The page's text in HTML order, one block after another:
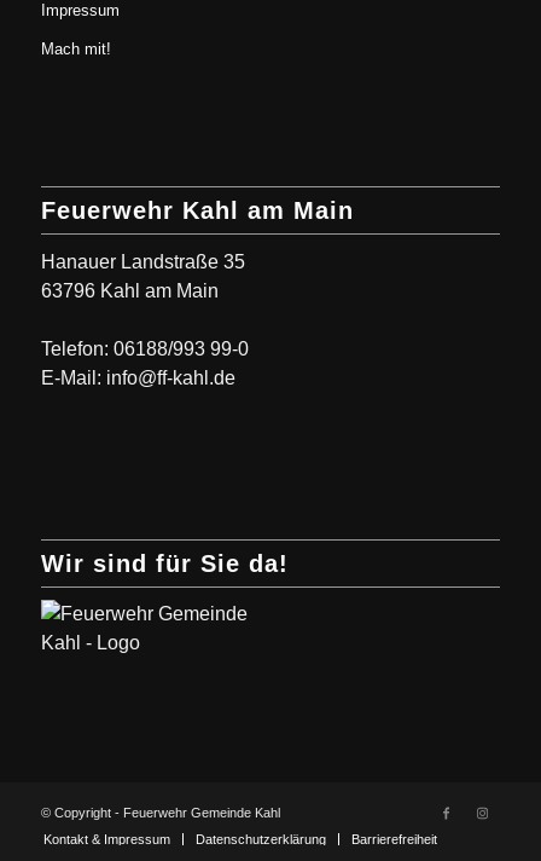
Impressum
Mach mit!
Feuerwehr Kahl am Main
Hanauer Landstraße 35
63796 Kahl am Main
Telefon: 06188/993 99-0
E-Mail: info@ff-kahl.de
Wir sind für Sie da!
© Copyright - Feuerwehr Gemeinde Kahl
Kontakt & Impressum
Datenschutzerklärung Barrierefreiheit